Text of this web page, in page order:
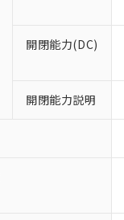
開閉能力(DC)
開閉能力説明